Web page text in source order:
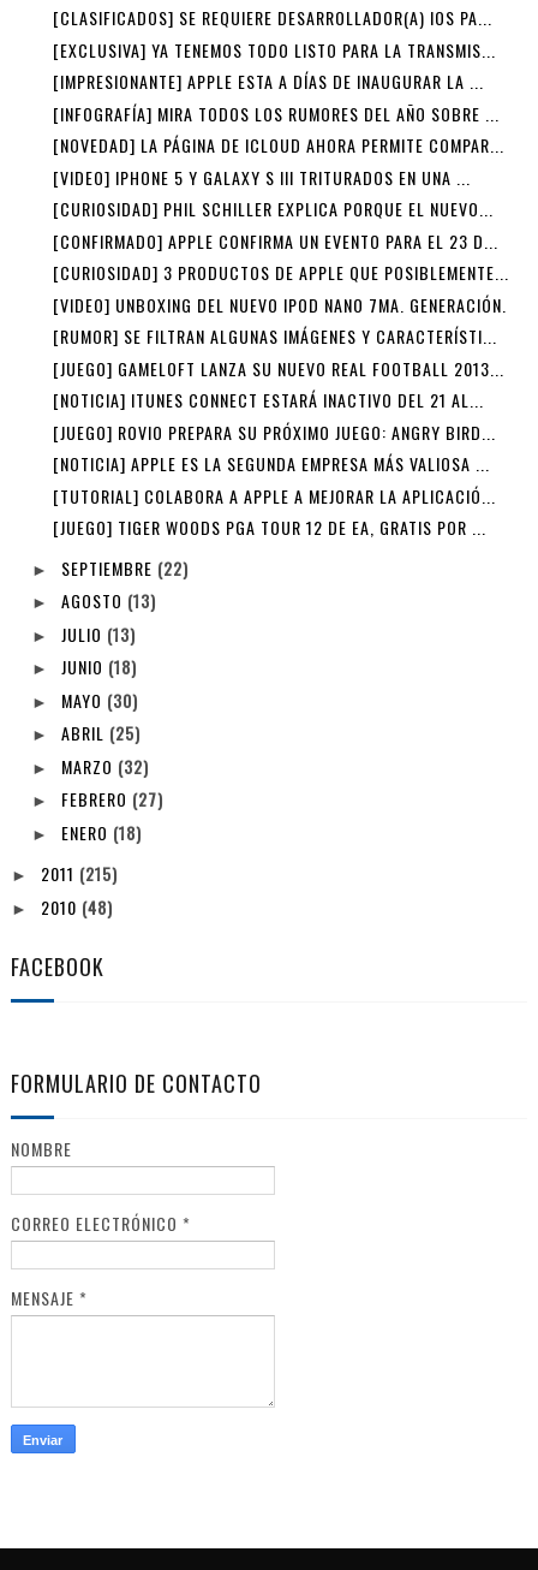
[CLASIFICADOS] SE REQUIERE DESARROLLADOR(A) IOS PA...
[EXCLUSIVA] YA TENEMOS TODO LISTO PARA LA TRANSMIS...
[IMPRESIONANTE] APPLE ESTA A DÍAS DE INAUGURAR LA ...
[INFOGRAFÍA] MIRA TODOS LOS RUMORES DEL AÑO SOBRE ...
[NOVEDAD] LA PÁGINA DE ICLOUD AHORA PERMITE COMPAR...
[VIDEO] IPHONE 5 Y GALAXY S III TRITURADOS EN UNA ...
[CURIOSIDAD] PHIL SCHILLER EXPLICA PORQUE EL NUEVO...
[CONFIRMADO] APPLE CONFIRMA UN EVENTO PARA EL 23 D...
[CURIOSIDAD] 3 PRODUCTOS DE APPLE QUE POSIBLEMENTE...
[VIDEO] UNBOXING DEL NUEVO IPOD NANO 7MA. GENERACIÓN.
[RUMOR] SE FILTRAN ALGUNAS IMÁGENES Y CARACTERÍSTI...
[JUEGO] GAMELOFT LANZA SU NUEVO REAL FOOTBALL 2013...
[NOTICIA] ITUNES CONNECT ESTARÁ INACTIVO DEL 21 AL...
[JUEGO] ROVIO PREPARA SU PRÓXIMO JUEGO: ANGRY BIRD...
[NOTICIA] APPLE ES LA SEGUNDA EMPRESA MÁS VALIOSA ...
[TUTORIAL] COLABORA A APPLE A MEJORAR LA APLICACIÓ...
[JUEGO] TIGER WOODS PGA TOUR 12 DE EA, GRATIS POR ...
► SEPTIEMBRE (22)
► AGOSTO (13)
► JULIO (13)
► JUNIO (18)
► MAYO (30)
► ABRIL (25)
► MARZO (32)
► FEBRERO (27)
► ENERO (18)
► 2011 (215)
► 2010 (48)
FACEBOOK
FORMULARIO DE CONTACTO
NOMBRE
CORREO ELECTRÓNICO *
MENSAJE *